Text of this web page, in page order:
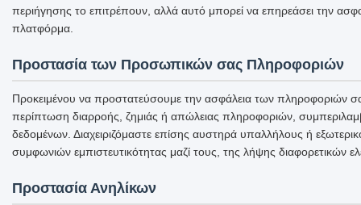
περιήγησης το επιτρέπουν, αλλά αυτό μπορεί να επηρεάσει την
πλατφόρμα.
Προστασία των Προσωπικών σας Πληροφοριών
Προκειμένου να προστατεύσουμε την ασφάλεια των πληροφοριών
περίπτωση διαρροής, ζημιάς ή απώλειας πληροφοριών,
δεδομένων. Διαχειριζόμαστε επίσης αυστηρά υπαλλήλους ή
συμφωνιών εμπιστευτικότητας μαζί τους, της λήψης
Προστασία Ανηλίκων